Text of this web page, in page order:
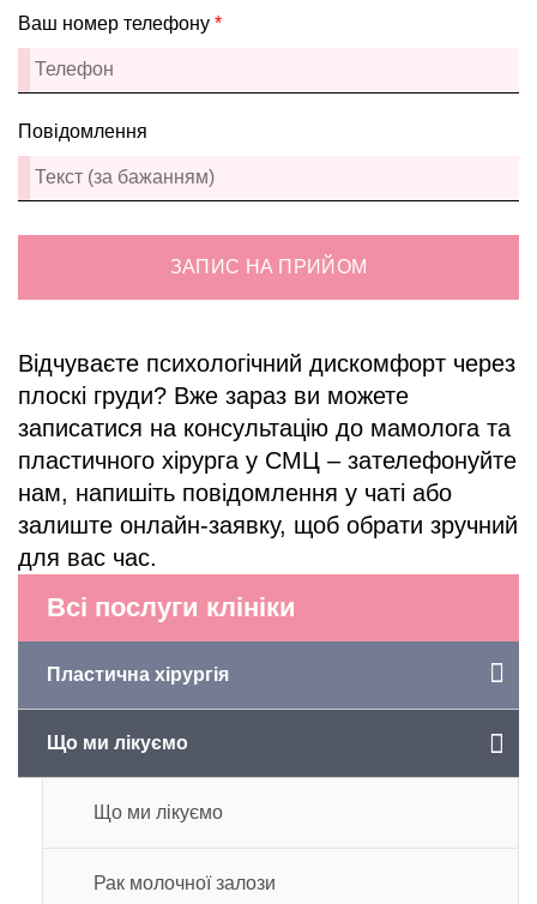
Всі послуги клініки
Пластична хірургія
Що ми лікуємо
Що ми лікуємо
Рак молочної залози
Ваш номер телефону *
Повідомлення
ЗАПИС НА ПРИЙОМ
Відчуваєте психологічний дискомфорт через
плоскі груди? Вже зараз ви можете
записатися на консультацію до мамолога та
пластичного хірурга у СМЦ – зателефонуйте
нам, напишіть повідомлення у чаті або
залиште онлайн-заявку, щоб обрати зручний
для вас час.